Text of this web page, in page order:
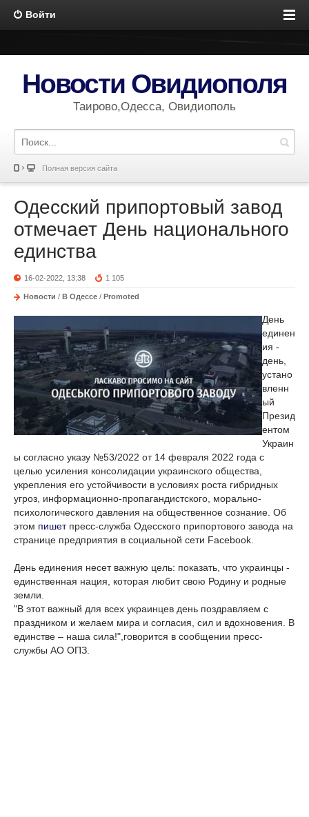
Войти
Новости Овидиополя
Таирово,Одесса, Овидиополь
Полная версия сайта
Одесский припортовый завод
отмечает День национального
единства
16-02-2022, 13:38 1 105
Новости / В Одессе / Promoted
День
единен
ия -
день,
устано
вленн
ый
Презид
ентом
Украин
ы согласно указу №53/2022 от 14 февраля 2022 года с
целью усиления консолидации украинского общества,
укрепления его устойчивости в условиях роста гибридных
угроз, информационно-пропагандистского, морально-
психологического давления на общественное сознание. Об
этом пишетпресс-служба Одесского припортового завода на
странице предприятия в социальной сети Facebook.
День единения несет важную цель: показать, что украинцы -
единственная нация, которая любит свою Родину и родные
земли.
"В этот важный для всех украинцев день поздравляем с
праздником и желаем мира и согласия, сил и вдохновения. В
единстве – наша сила!",говорится в сообщении пресс-
службы АО ОПЗ.